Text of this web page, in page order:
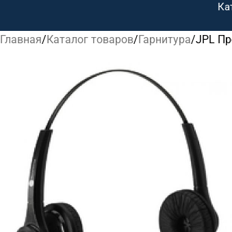
Главная Каталог товаров Гарнитура JPL